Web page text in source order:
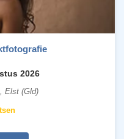
2026
Elst (Gld)